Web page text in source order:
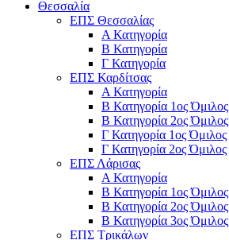
Θεσσαλία
ΕΠΣ Θεσσαλίας
Α Κατηγορία
Β Κατηγορία
Γ Κατηγορία
ΕΠΣ Καρδίτσας
Α Κατηγορία
Β Κατηγορία 1ος Όμιλος
Β Κατηγορία 2ος Όμιλος
Γ Κατηγορία 1ος Όμιλος
Γ Κατηγορία 2ος Όμιλος
ΕΠΣ Λάρισας
Α Κατηγορία
Β Κατηγορία 1ος Όμιλος
Β Κατηγορία 2ος Όμιλος
Β Κατηγορία 3ος Όμιλος
ΕΠΣ Τρικάλων